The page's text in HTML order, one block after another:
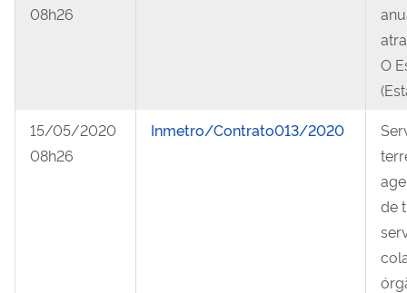
08h26
O
15/05/2020
08h26
Inmetro/Contrato013/2020
de